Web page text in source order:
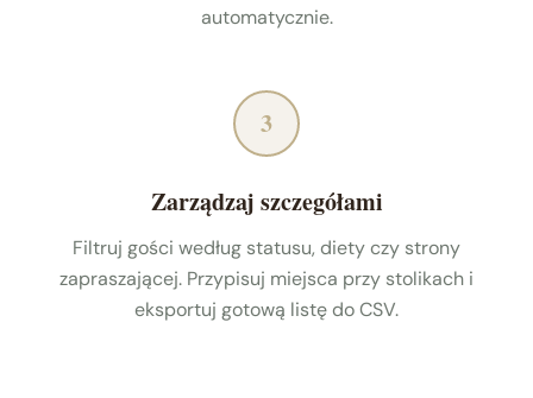
automatycznie.
3
Zarządzaj szczegółami
Filtruj gości według statusu, diety czy strony
zapraszającej. Przypisuj miejsca przy stolikach i
eksportuj gotową listę do CSV.